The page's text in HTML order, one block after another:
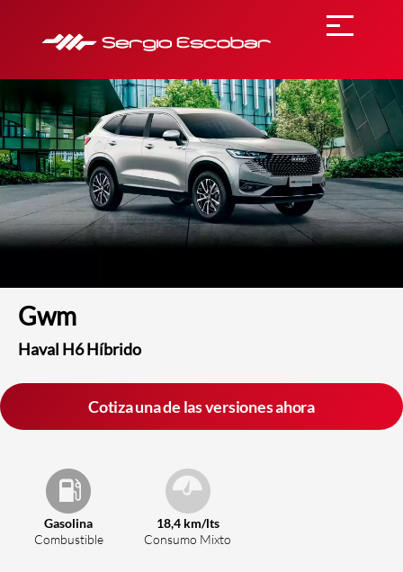
Gwm
Haval H6 Híbrido
Cotiza una de las versiones ahora
Gasolina
Combustible
18,4 km/lts
Consumo Mixto